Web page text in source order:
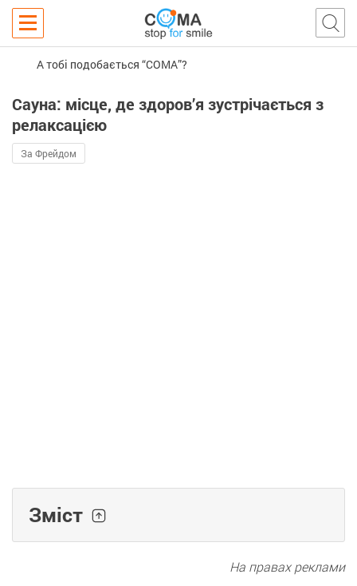
А тобі подобається “COMA”?
Сауна: місце, де здоров’я зустрічається з
релаксацією
За Фрейдом
Зміст
На правах реклами